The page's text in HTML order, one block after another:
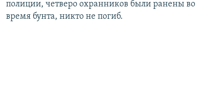
полиции, четверо охранников были ранены во
время бунта, никто не погиб.